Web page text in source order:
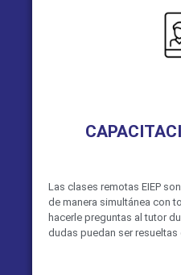
Las clases remotas EIEP
de manera simultánea con
hacerle preguntas al tutor
dudas puedan ser resueltas